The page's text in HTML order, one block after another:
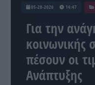
05-28-2026 14:47
Για την
κοινωνικής
πέσουν οι
Ανάπτυξης